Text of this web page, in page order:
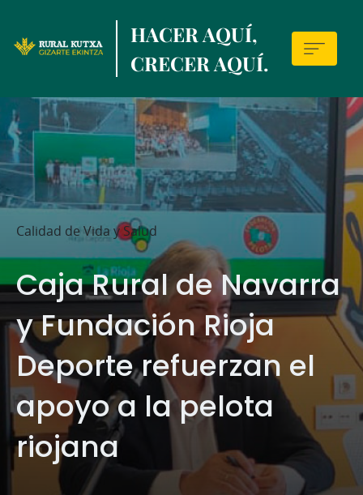
to
contentt
HACER AQUÍ,
CRECER AQUÍ.
Sala
de
prensa
Calidad de Vida y Salud
Caja Rural de Navarra
y Fundación Rioja
Deporte refuerzan el
apoyo a la pelota
riojana